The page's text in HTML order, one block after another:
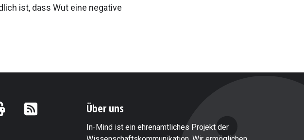
ist, dass Wut eine negative
Über uns
In-Mind ist ein ehrenamtliches Projekt der